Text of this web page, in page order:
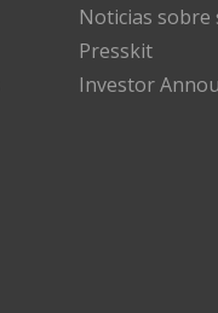
Noticias sobre
Presskit
Investor